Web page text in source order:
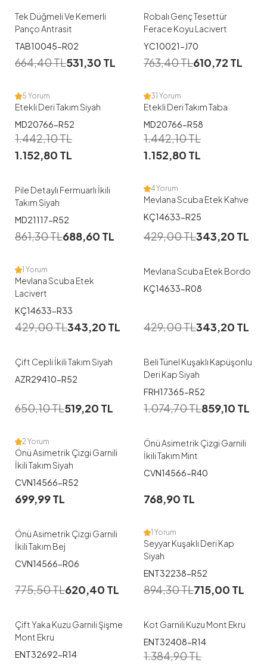
Tek Düğmeli Ve Kemerli
Panço Antrasit
TAB10045-R02
664,40TL531,30 TL
Robalı Genç Tesettür
Ferace Koyu Lacivert
YC10021-J70
763,40TL610,72 TL
44 46
5 Yorum
Etekli Deri Takım Siyah
MD20766-R52
1.442,10TL
1.152,80 TL
44 46
31 Yorum
Etekli Deri Takım Taba
MD20766-R58
1.442,10TL
1.152,80 TL
44
Pile Detaylı Fermuarlı İkili
Takım Siyah
MD21117-R52
861,30TL688,60 TL
M
4 Yorum
Mevlana Scuba Etek Kahve
KÇ14633-R25
429,00TL343,20 TL
M XXL
1 Yorum
Mevlana Scuba Etek
Lacivert
KÇ14633-R33
429,00TL343,20 TL
M L XL 3XL
Mevlana Scuba Etek Bordo
KÇ14633-R08
429,00TL343,20 TL
1
Çift Cepli İkili Takım Siyah
AZR29410-R52
650,10TL519,20 TL
1
Beli Tünel Kuşaklı Kapüşonlu
Deri Kap Siyah
FRH17365-R52
1.074,70TL859,10 TL
38-40
2 Yorum
Önü Asimetrik Çizgi Garnili
İkili Takım Siyah
CVN14566-R52
699,99TL
46-48
Önü Asimetrik Çizgi Garnili
İkili Takım Mint
CVN14566-R40
768,90 TL
38-40
46-48
Önü Asimetrik Çizgi Garnili
İkili Takım Bej
CVN14566-R06
775,50TL620,40 TL
44
1 Yorum
Seyyar Kuşaklı Deri Kap
Siyah
ENT32238-R52
894,30TL715,00 TL
38
Çift Yaka Kuzu Garnili Şişme
Mont Ekru
ENT32692-R14
36
Kot Garnili Kuzu Mont Ekru
ENT32408-R14
1.384,90TL